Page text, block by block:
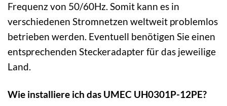
Frequenz von 50/60Hz. Somit kann es in
verschiedenen Stromnetzen weltweit problemlos
betrieben werden. Eventuell benötigen Sie einen
entsprechenden Steckeradapter für das jeweilige
Land.
Wie installiere ich das UMEC UH0301P-12PE?